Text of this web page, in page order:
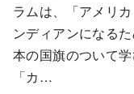
ラムは、「アメリ
ンディアンになる
本の国旗のついて
「カ…